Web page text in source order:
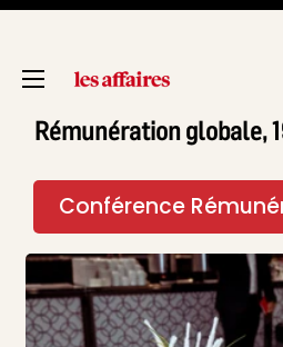
Rémunération globale,
Conférence